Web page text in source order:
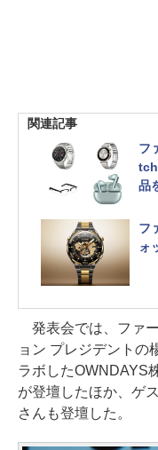
関連記事
フ
tch
品
フ
ォ
発表会では、ファ
ョン プレジデントの
ラボしたOWNDAYS
が登壇したほか、ゲ
さんも登壇した。